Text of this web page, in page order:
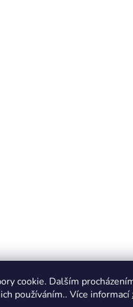
cookie. Dalším
používáním.. Více informací